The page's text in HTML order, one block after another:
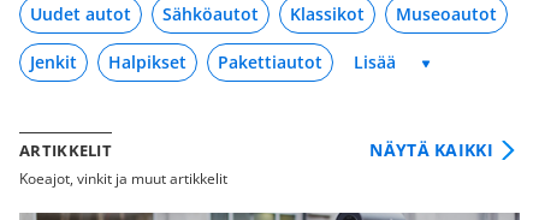
Uudet autot Sähköautot Klassikot Museoautot
Jenkit Halpikset Pakettiautot
ARTIKKELIT NÄYTÄ KAIKKI
Koeajot, vinkit ja muut artikkelit